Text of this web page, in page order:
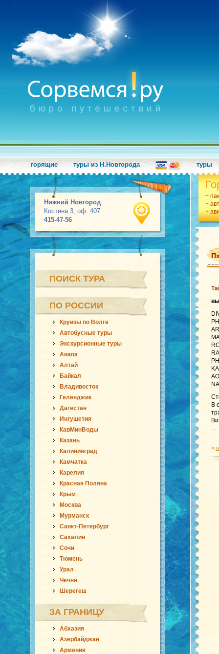
горящие туры из Н.Новгорода туры
Нижний Новгород
Костина 3, оф. 407
415-47-56
~
~
~
ПОИСК ТУРА
ПО РОССИИ
Круизы по Волге
Автобусные туры
Экскурсионные туры
Анапа
Алтай
Байкал
Владивосток
Геленджик
Дагестан
Ингушетия
КавМинВоды
Казань
Калининград
Камчатка
Карелия
Красная Поляна
Крым
Москва
Мурманск
Санкт-Петербург
Сахалин
Сочи
Тюмень
Урал
Чечня
Шерегеш
ЗА ГРАНИЦУ
Абхазия
Азербайджан
Армения
В
…
»